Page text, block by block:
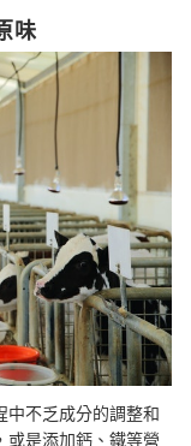
味
中不乏成分的調整和
或是添加鈣、鐵等營